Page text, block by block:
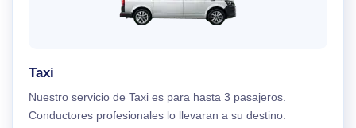
Taxi
Nuestro servicio de Taxi es para hasta 3 pasajeros.
Conductores profesionales lo llevaran a su destino.